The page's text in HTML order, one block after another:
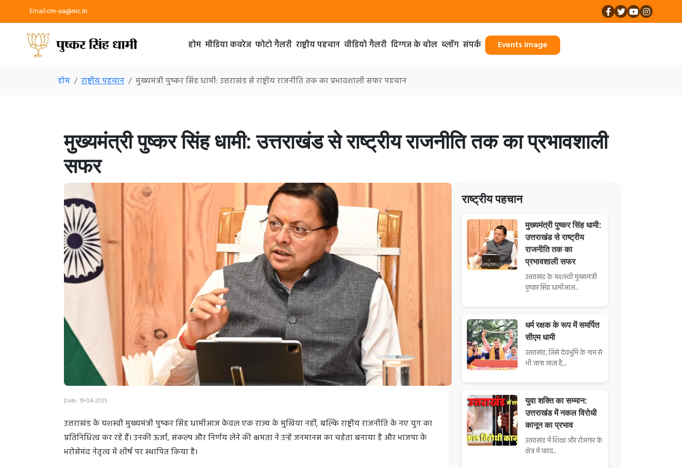
Email:cm-ua@nic.in
होम मीडिया कवरेज फोटो गैलरी राष्ट्रीय पहचान वीडियो गैलरी दिग्गज के बोल ब्लॉग संपर्क Events Image
होम राष्ट्रीय पहचान मुख्यमंत्री पुष्कर सिंह धामी: उत्तराखंड से राष्ट्रीय राजनीति तक का प्रभावशाली सफर पहचान
मुख्यमंत्री पुष्कर सिंह धामी: उत्तराखंड से राष्ट्रीय राजनीति तक का प्रभावशाली
सफर
Date: 19-04-2025
उत्तराखंड के यशस्वी मुख्यमंत्री पुष्कर सिंह धामीआज केवल एक राज्य के मुखिया नहीं, बल्कि राष्ट्रीय राजनीति के नए युग का
प्रतिनिधित्व कर रहे हैं। उनकी ऊर्जा, संकल्प और निर्णय लेने की क्षमता ने उन्हें जनमानस का चहेता बनाया है और भाजपा के
भरोसेमंद नेतृत्व में शीर्ष पर स्थापित किया है।
राष्ट्रीय पहचान
मुख्यमंत्री पुष्कर सिंह धामी:
उत्तराखंड से राष्ट्रीय
राजनीति तक का
प्रभावशाली सफर
उत्तराखंड के यशस्वी मुख्यमंत्री
पुष्कर सिंह धामीआज...
धर्म रक्षक के रूप में समर्पित
सीएम धामी
उत्तराखंड, जिसे देवभूमि के नाम से
भी जाना जाता है,...
युवा शक्ति का सम्मान:
उत्तराखंड में नकल विरोधी
कानून का प्रभाव
उत्तराखंड में शिक्षा और रोजगार के
क्षेत्र में पारद...